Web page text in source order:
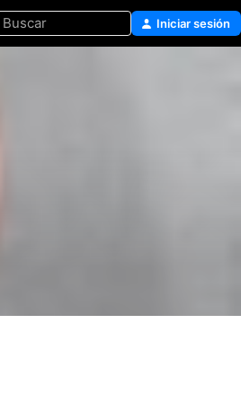
Buscar Iniciar sesión